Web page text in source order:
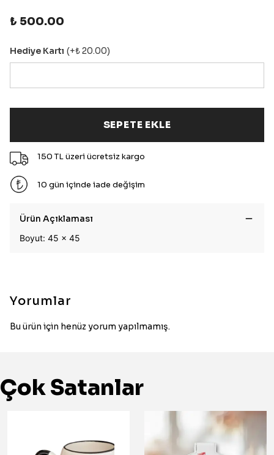
₺ 500.00
Hediye Kartı (+₺ 20.00)
SEPETE EKLE
150 TL üzeri ücretsiz kargo
10 gün içinde iade değişim
Ürün Açıklaması
Boyut: 45 x 45
Yorumlar
Bu ürün için henüz yorum yapılmamış.
Çok Satanlar